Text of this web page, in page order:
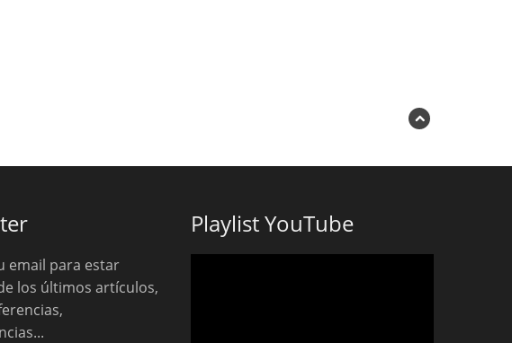
email para estar
los últimos artículos,
Playlist YouTube